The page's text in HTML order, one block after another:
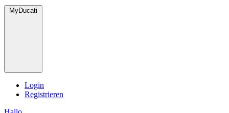
MyDucati
Login
Registrieren